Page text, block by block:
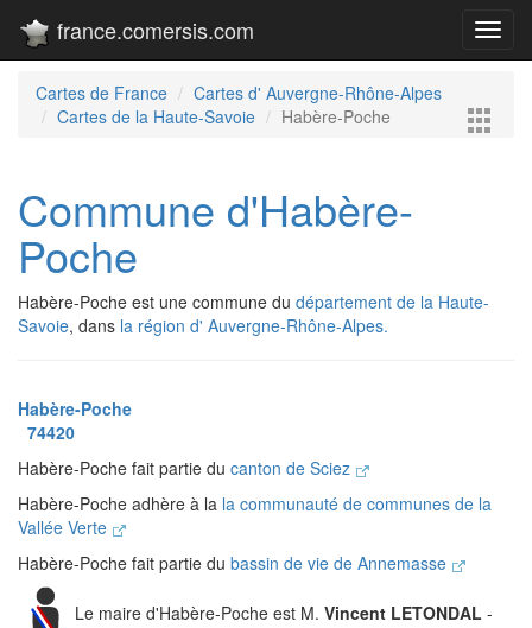
france.comersis.com
Cartes de France
Cartes d' Auvergne-Rhône-Alpes
Cartes de la Haute-Savoie
Habère-Poche
Commune d'Habère-
Poche
Habère-Poche est une commune du département de la Haute-
Savoie, dans la région d' Auvergne-Rhône-Alpes.
Habère-Poche
74420
Habère-Poche fait partie du canton de Sciez
Habère-Poche adhère à la la communauté de communes de la
Vallée Verte
Habère-Poche fait partie du bassin de vie de Annemasse
Le maire d'Habère-Poche est M. Vincent LETONDAL -